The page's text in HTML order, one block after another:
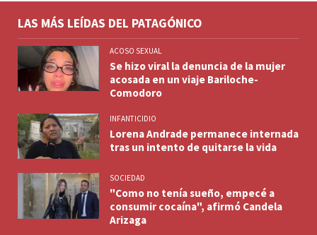
LAS MÁS LEÍDAS DEL PATAGÓNICO
ACOSO SEXUAL
Se hizo viral la denuncia de la mujer
acosada en un viaje Bariloche-
Comodoro
INFANTICIDIO
Lorena Andrade permanece internada
tras un intento de quitarse la vida
SOCIEDAD
"Como no tenía sueño, empecé a
consumir cocaína", afirmó Candela
Arizaga